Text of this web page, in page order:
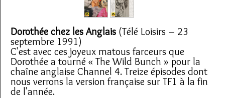
Dorothée chez les Anglais (Télé Loisirs – 23
septembre 1991)
C'est avec ces joyeux matous farceurs que
Dorothée a tourné « The Wild Bunch » pour la
chaîne anglaise Channel 4. Treize épisodes dont
nous verrons la version française sur TF1 à la fin
de l'année.